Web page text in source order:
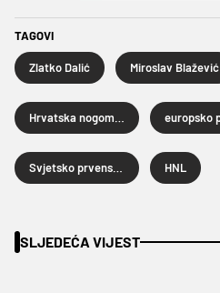
TAGOVI
Zlatko Dalić Miroslav Blažević
HNL
SLJEDEĆA VIJEST